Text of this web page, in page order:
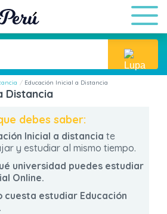
Educación Inicial a Distancia
Distancia
debes saber:
Inicial a distancia te
y estudiar al mismo tiempo.
universidad puedes estudiar
Online.
cuesta estudiar Educación